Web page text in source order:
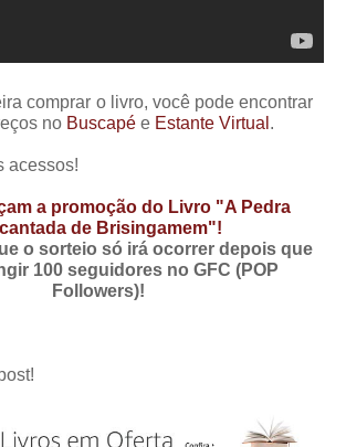
comprar o livro, você pode encontrar
no Buscapé e Estante Virtual .
acessos!
a promoção do Livro "A Pedra
de Brisingamem"!
o sorteio só irá ocorrer depois que
100 seguidores no GFC (POP
Followers)!